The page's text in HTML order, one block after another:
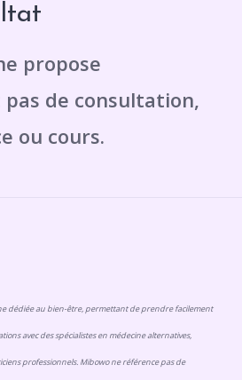
dédiée au bien-être, permettant de prendre facilement
avec des spécialistes en médecine alternatives,
professionnels. Mibowo ne référence pas de